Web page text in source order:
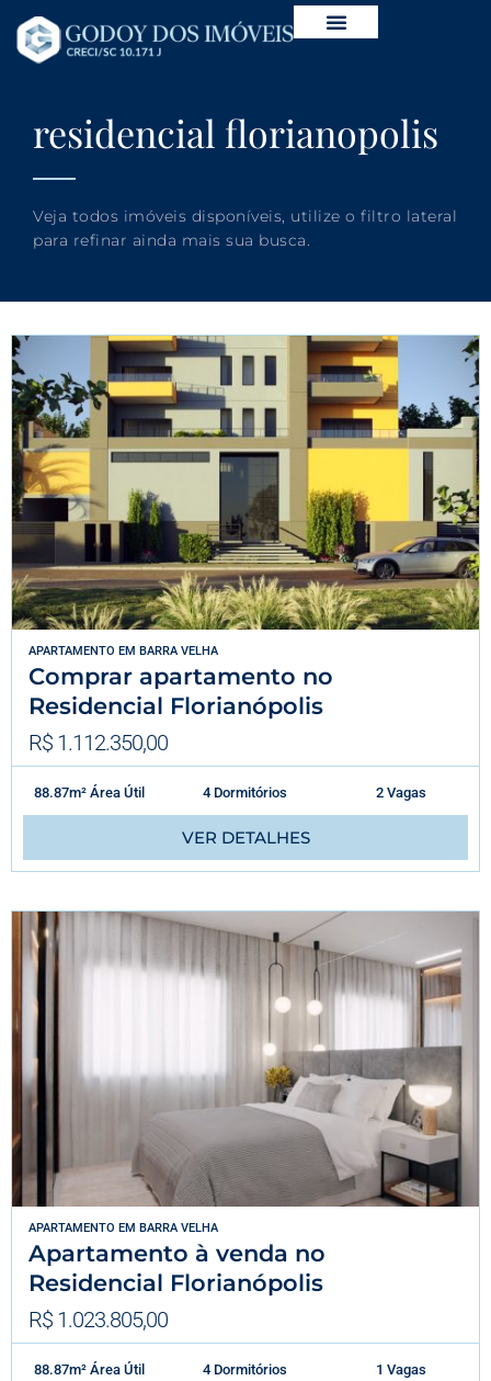
residencial florianopolis
Veja todos imóveis disponíveis, utilize o filtro lateral
para refinar ainda mais sua busca.
APARTAMENTO EM BARRA VELHA
Comprar apartamento no
Residencial Florianópolis
R$ 1.112.350,00
88.87m² Área Útil 4 Dormitórios 2 Vagas
VER DETALHES
APARTAMENTO EM BARRA VELHA
Apartamento à venda no
Residencial Florianópolis
R$ 1.023.805,00
88.87m² Área Útil 4 Dormitórios 1 Vagas